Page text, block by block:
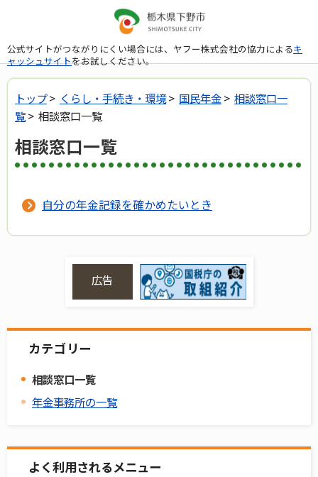
公式サイトがつながりにくい場合には、ヤフー株式会社の協力によるキ
ャッシュサイトをお試しください。
トップ> くらし・手続き・環境> 国民年金> 相談窓口一
覧> 相談窓口一覧
相談窓口一覧
自分の年金記録を確かめたいとき
広告
カテゴリー
相談窓口一覧
年金事務所の一覧
よく利用されるメニュー